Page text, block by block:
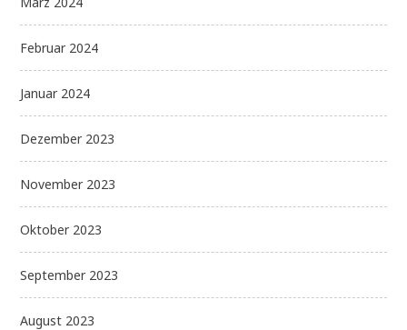
Februar 2024
Januar 2024
Dezember 2023
November 2023
Oktober 2023
September 2023
August 2023